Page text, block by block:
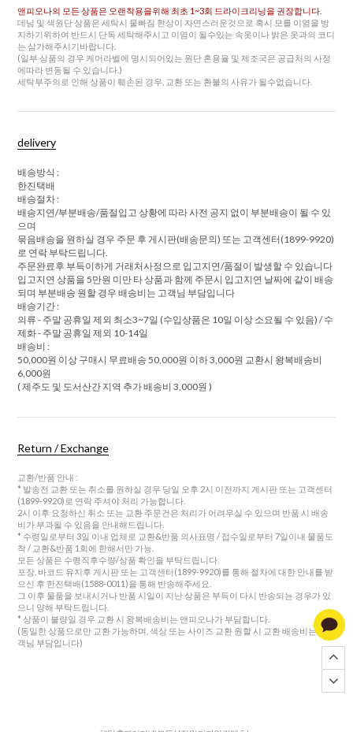
앤피오나의 모든 상품은 오랜착용을위해 최초 1~3회 드라이크리닝을 권장합니다.
데님 및 색원단 상품은 세탁시 물빠짐 현상이 자연스러운것으로 혹시 모를 이염을 방
지하기위하여 반드시 단독 세탁해주시고 이염이 될수있는 속옷이나 밝은 옷과의 코디
는 삼가해주시기바랍니다.
(일부 상품의 경우 케어라벨에 명시되어있는 원단 혼용율 및 제조국은 공급처의 사정
에따라 변동될 수 있습니다.)
세탁부주의로 인해 상품이 훼손된 경우, 교환 또는 환불의 사유가 될수없습니다.
delivery
배송방식 :
한진택배
배송절차 :
배송지연/부분배송/품절입고 상황에 따라 사전 공지 없이 부분배송이 될 수 있
으며
묶음배송을 원하실 경우 주문 후 게시판(배송문의) 또는 고객센터(1899-9920)
로 연락 부탁드립니다.
주문완료후 부득이하게 거래처사정으로 입고지연/품절이 발생할 수 있습니다
입고지연 상품을 5만원 미만 타 상품과 함께 주문시 입고지연 날짜에 같이 배송
되며 부분배송 원할 경우 배송비는 고객님 부담입니다
배송기간 :
의류 - 주말 공휴일 제외 최소3~7일 (수입상품은 10일 이상 소요될 수 있음) / 수
제화 - 주말 공휴일 제외 10-14일
배송비 :
50,000원 이상 구매시 무료배송 50,000원 이하 3,000원 교환시 왕복배송비
6,000원
( 제주도 및 도서산간 지역 추가 배송비 3,000원 )
Return / Exchange
교환/반품 안내 :
* 발송전 교환 또는 취소를 원하실 경우 당일 오후 2시 이전까지 게시판 또는 고객센터
(1899-9920)로 연락 주셔야 처리 가능합니다.
2시 이후 요청하신 취소 또는 교환 주문건은 처리가 어려우실 수 있으며 반품 시 배송
비가 부과될 수 있음을 안내해드립니다.
* 수령일로부터 3일 이내 업체로 교환&반품 의사표명 / 접수일로부터 7일이내 물품도
착 / 교환&반품 1회에 한해서만 가능.
모든 상품은 수령직후수량/상품 확인을 부탁드립니다.
포장, 바코드 유지후 게시판 또는 고객센터(1899-9920)를 통해 절차에 대한 안내를 받
으신 후 한진택배(1588-0011)을 통해 반송해주세요.
그 이후 물품을 보내시거나 반품 시일이 지난 상품은 부득이 다시 반송되는 경우가 있
으니 양해 부탁드립니다.
* 상품이 불량일 경우 교환 시 왕복배송비는 앤피오나가 부담합니다.
(동일한 상품으로만 교환 가능하며, 색상 또는 사이즈 교환 원할 시 교환 배송비는 고
객님 부담입니다)